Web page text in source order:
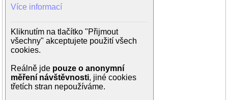
11. Na holou ne!
13. Byl pozdní večer
14. Rychlejší než světlo
15. Milování v přírodě
16. Akce čisté ruce
17. Zásah v pravou chvíli
18. Měsíc v úplňku
19. Poslední opravdový chlap
20. Nejkrásnější věk
Více informací
Kliknutím na tlačítko "Přijmout
všechny" akceptujete použití všech
cookies.
Reálně jde pouze o anonymní
měření návštěvnosti, jiné cookies
třetích stran nepoužíváme.